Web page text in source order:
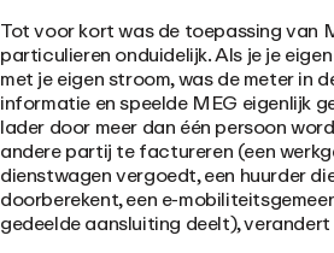
Tot voor kort was de toepassing van
particulieren onduidelijk. Als je je
met je eigen stroom, was de meter in
informatie en speelde MEG eigenlijk
lader door meer dan één persoon
andere partij te factureren (een
dienstwagen vergoedt, een huurder
doorberekent, een e-
gedeelde aansluiting deelt),